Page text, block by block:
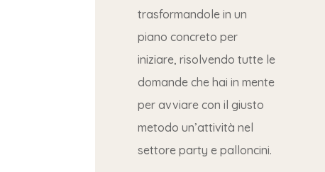
trasformandole in un
piano concreto per
iniziare, risolvendo tutte le
domande che hai in mente
per avviare con il giusto
metodo un’attività nel
settore party e palloncini.